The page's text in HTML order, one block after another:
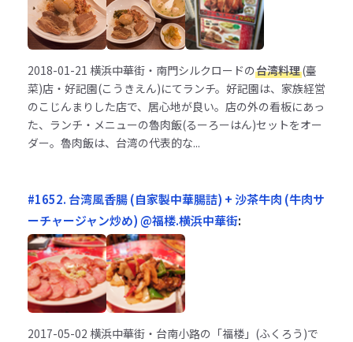
2018-01-21 横浜中華街・南門シルクロードの台湾料理(臺
菜)店・好記園(こうきえん)にてランチ。好記園は、家族経営
のこじんまりした店で、居心地が良い。店の外の看板にあっ
た、ランチ・メニューの魯肉飯(るーろーはん)セットをオー
ダー。魯肉飯は、台湾の代表的な...
#1652. 台湾風香腸 (自家製中華腸詰) + 沙茶牛肉 (牛肉サ
ーチャージャン炒め) @福楼.横浜中華街:
2017-05-02 横浜中華街・台南小路の「福楼」(ふくろう)で